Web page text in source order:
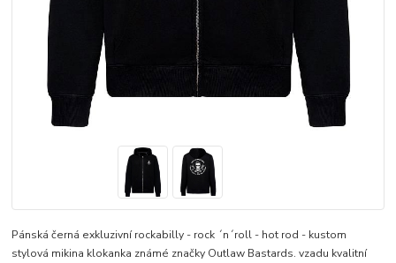
Pánská černá exkluzivní rockabilly - rock ´n´roll - hot rod - kustom
stylová mikina klokanka známé značky Outlaw Bastards. vzadu kvalitní